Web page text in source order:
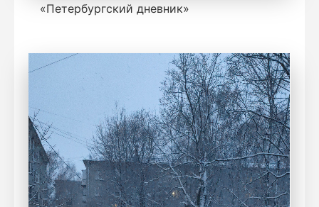
«Петербургский дневник»